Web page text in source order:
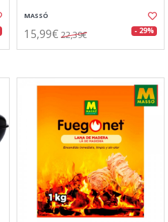
MASSÓ
15,99€ 22,39€ - 29%